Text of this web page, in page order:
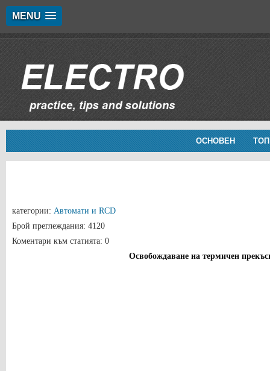
MENU
ОСНОВЕН
категории: Автомати и RCD
Брой преглеждания: 4120
Коментари към статията: 0
Освобождаване на термичен